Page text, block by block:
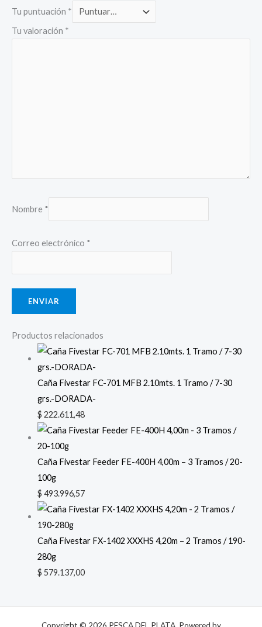
Tu puntuación *
Tu valoración *
Nombre *
Correo electrónico *
Productos relacionados
Caña Fivestar FC-701 MFB 2.10mts. 1 Tramo / 7-30
grs.-DORADA-
$ 222.611,48
Caña Fivestar Feeder FE-400H 4,00m – 3 Tramos / 20-
100g
$ 493.996,57
Caña Fivestar FX-1402 XXXHS 4,20m – 2 Tramos / 190-
280g
$ 579.137,00